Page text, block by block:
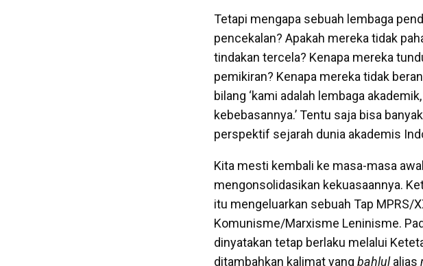
Tetapi mengapa sebuah lembaga
pencekalan? Apakah mereka tidak
tindakan tercela? Kenapa mereka
pemikiran? Kenapa mereka tidak
bilang ‘kami adalah lembaga
kebebasannya.’ Tentu saja bisa
perspektif sejarah dunia akademis
Kita mesti kembali ke masa-masa
mengonsolidasikan kekuasaannya.
itu mengeluarkan sebuah Tap MPRS/
Komunisme/Marxisme Leninisme.
dinyatakan tetap berlaku melalui
ditambahkan kalimat yang bahlulalias